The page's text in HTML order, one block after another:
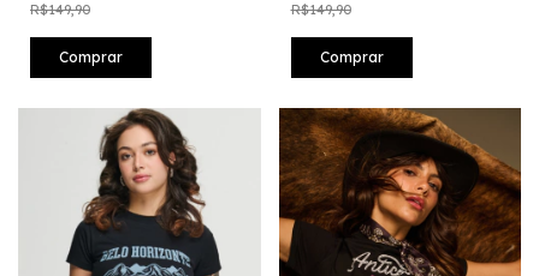
R$149,90
Comprar
R$149,90
Comprar